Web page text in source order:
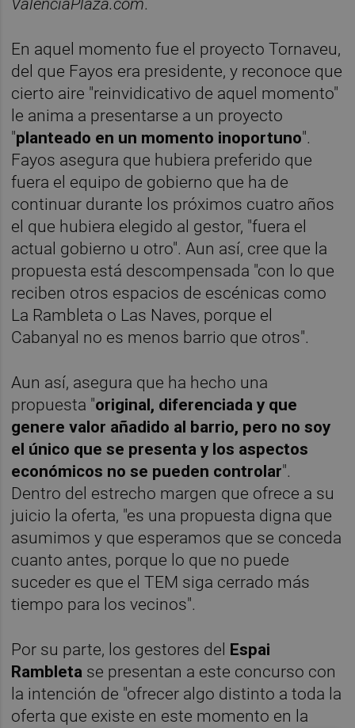
ValenciaPlaza.com.
En aquel momento fue el proyecto Tornaveu,
del que Fayos era presidente, y reconoce que
cierto aire "reinvidicativo de aquel momento"
le anima a presentarse a un proyecto
"planteado en un momento inoportuno".
Fayos asegura que hubiera preferido que
fuera el equipo de gobierno que ha de
continuar durante los próximos cuatro años
el que hubiera elegido al gestor, "fuera el
actual gobierno u otro". Aun así, cree que la
propuesta está descompensada "con lo que
reciben otros espacios de escénicas como
La Rambleta o Las Naves, porque el
Cabanyal no es menos barrio que otros".
Aun así, asegura que ha hecho una
propuesta "original, diferenciada y que
genere valor añadido al barrio, pero no soy
el único que se presenta y los aspectos
económicos no se pueden controlar".
Dentro del estrecho margen que ofrece a su
juicio la oferta, "es una propuesta digna que
asumimos y que esperamos que se conceda
cuanto antes, porque lo que no puede
suceder es que el TEM siga cerrado más
tiempo para los vecinos".
Por su parte, los gestores del Espai
Rambleta se presentan a este concurso con
la intención de "ofrecer algo distinto a toda la
oferta que existe en este momento en la